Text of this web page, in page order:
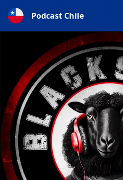
Podcast Chile